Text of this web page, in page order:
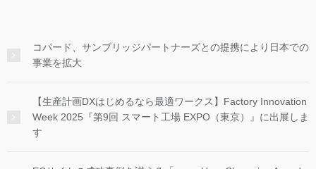
コパード、サンブリッジパートナーズとの提携により日本での
事業を拡大
【生産計画DXはじめるなら最適ワークス】Factory Innovation
Week 2025『第9回 スマート工場 EXPO（東京）』に出展しま
す